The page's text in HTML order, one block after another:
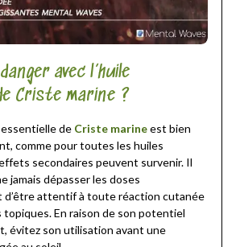
avec l’huile
Criste marine ?
essentielle de Criste marineest bien
comme pour toutes les huiles
secondaires peuvent survenir. Il
jamais dépasser les doses
d’être attentif à toute réaction cutanée
topiques. En raison de son potentiel
évitez son utilisation avant une